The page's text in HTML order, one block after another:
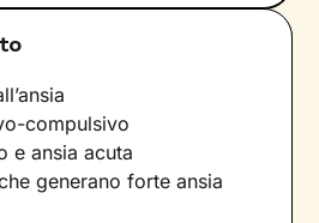
compulsivo
e ansia acuta
generano forte ansia